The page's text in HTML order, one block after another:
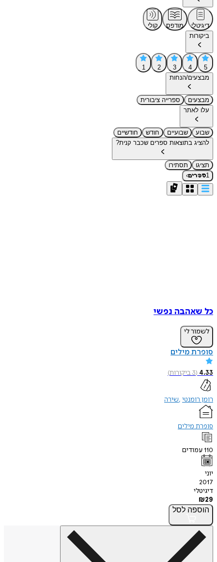
דיגיטלי מודפס
קולי
ביקורות
5
4
3
2
1
מבצעים/הנחות
מבצעים
ספרייה ציבורית
עלו לאתר
שבוע שבועיים חודש
חודשיים
להציג בתוצאות ספרים שכבר קנית?
תציגו
תסתירו
1ספרים›
כל שאהבה נפשי
לשמור לי
סופרת מילים
4.33
(
3ביקורות)
רומן רומנטי שירה
סופרת מילים
110עמודים
יוני
2017
דיגיטלי
₪29
הוספה לסל